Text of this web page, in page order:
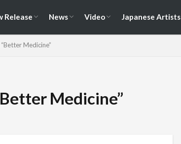
Release News Video Japanese Artists
Medicine”
Medicine”